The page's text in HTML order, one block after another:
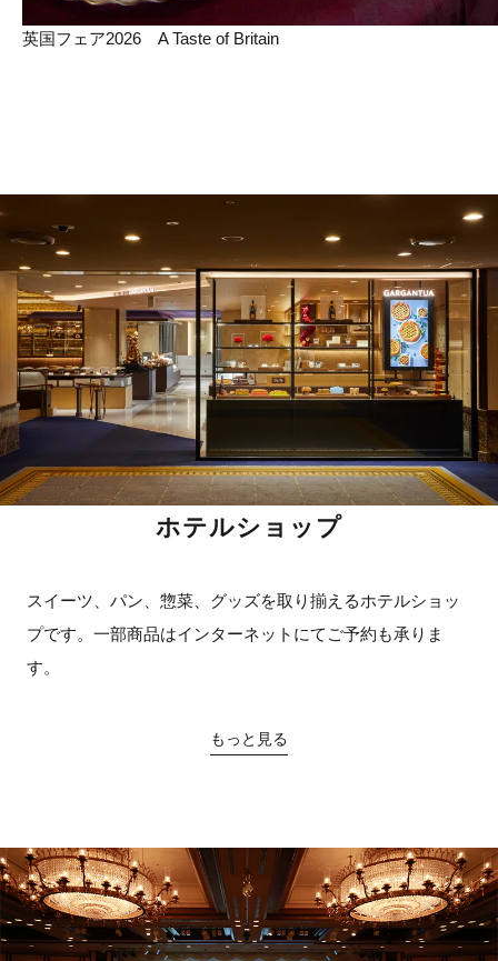
英国フェア2026 A Taste of Britain
ホテルショップ
スイーツ、パン、惣菜、グッズを取り揃えるホテルショッ
プです。一部商品はインターネットにてご予約も承りま
す。
もっと見る